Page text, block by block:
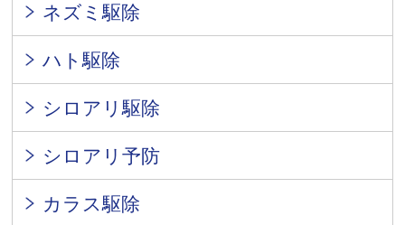
ネズミ駆除
ハト駆除
シロアリ駆除
シロアリ予防
カラス駆除